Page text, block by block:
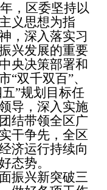
，区委坚持以
义思想为指
，深入落实习
兴发展的重要
央决策部署和
“双千双百”、
”规划目标任
导，深入实施
结带领全区广
干争先，全区
济运行持续向
态势。
振兴新突破三